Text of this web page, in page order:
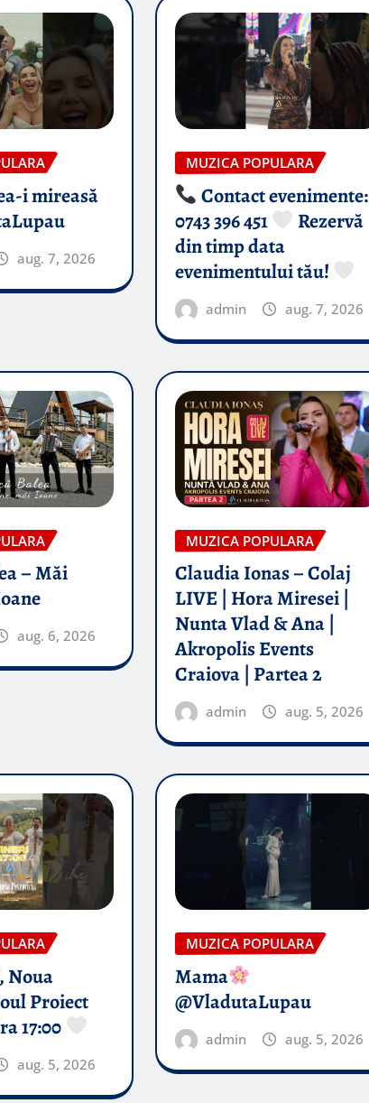
i mireasă​
aug. 7, 2026
MUZICA POPULARA
Contact evenimente:
0743 396 451
Rezervă
din timp data
evenimentului tău!
admin aug. 7, 2026
– Măi
aug. 6, 2026
MUZICA POPULARA
Claudia Ionas – Colaj
LIVE | Hora Miresei |
Nunta Vlad & Ana |
Akropolis Events
Craiova | Partea 2
admin aug. 5, 2026
Noua
Proiect
17:00
aug. 5, 2026
MUZICA POPULARA
Mama
@VladutaLupau
admin aug. 5, 2026